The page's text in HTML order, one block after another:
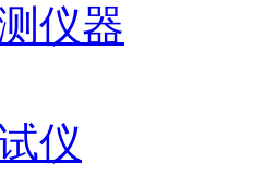
仪器
仪